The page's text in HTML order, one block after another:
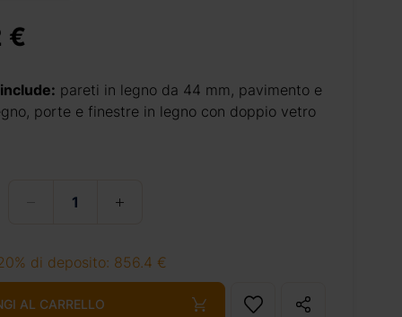
€
pareti in legno da 44 mm, pavimento e
porte e finestre in legno con doppio vetro
di deposito: 856.4 €
AL CARRELLO